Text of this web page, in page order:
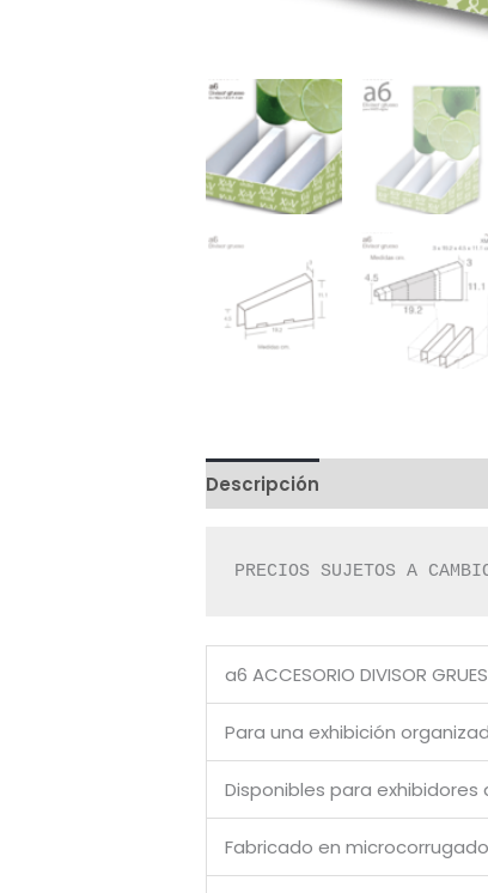
Descripción
PRECIOS SUJETOS A
a6 ACCESORIO DIVISOR
Para una exhibición
Disponibles para
Fabricado en microcorrugado